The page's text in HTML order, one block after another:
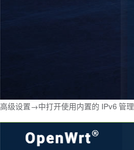
高级设置→中打开使用内置的 IPv6 管理